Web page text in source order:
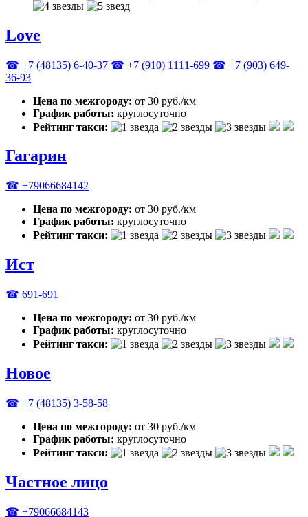
Love
☎ +7 (48135) 6-40-37 ☎ +7 (910) 1111-699 ☎ +7 (903) 649-
36-93
Цена по межгороду: от 30 руб./км
График работы: круглосуточно
Рейтинг такси:
Гагарин
☎ +79066684142
Цена по межгороду: от 30 руб./км
График работы: круглосуточно
Рейтинг такси:
Ист
☎ 691-691
Цена по межгороду: от 30 руб./км
График работы: круглосуточно
Рейтинг такси:
Новое
☎ +7 (48135) 3-58-58
Цена по межгороду: от 30 руб./км
График работы: круглосуточно
Рейтинг такси:
Частное лицо
☎ +79066684143